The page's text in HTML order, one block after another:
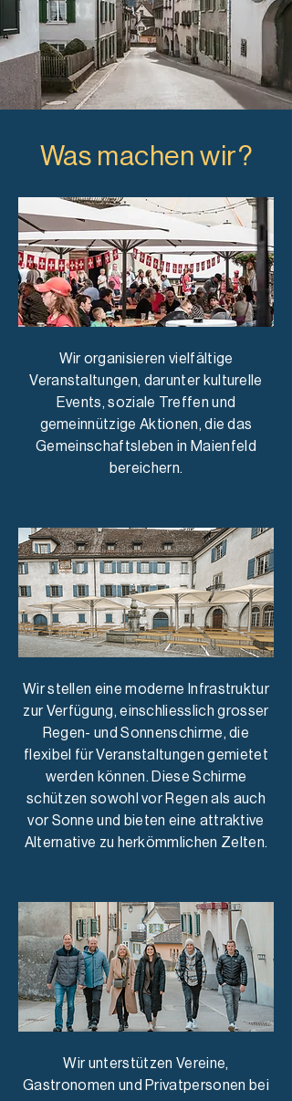
Was machen wir?
Wir organisieren vielfältige
Veranstaltungen, darunter kulturelle
Events, soziale Treffen und
gemeinnützige Aktionen, die das
Gemeinschaftsleben in Maienfeld
bereichern.
Wir stellen eine moderne Infrastruktur
zur Verfügung, einschliesslich grosser
Regen- und Sonnenschirme, die
flexibel für Veranstaltungen gemietet
werden können. Diese Schirme
schützen sowohl vor Regen als auch
vor Sonne und bieten eine attraktive
Alternative zu herkömmlichen Zelten.
Wir unterstützen Vereine,
Gastronomen und Privatpersonen bei